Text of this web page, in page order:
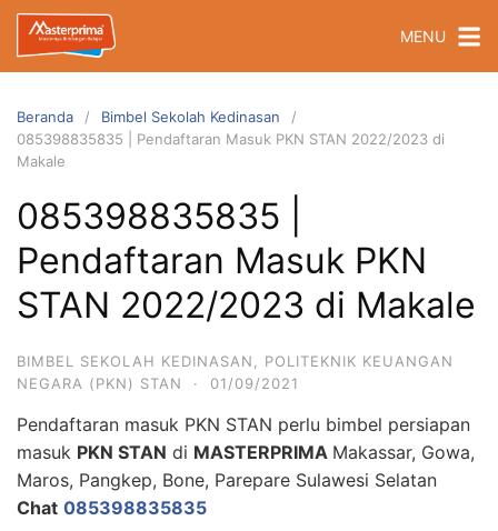
Langsung
konten
MENU
Beranda
Bimbel Sekolah Kedinasan
085398835835 | Pendaftaran Masuk PKN STAN 2022/2023 di
Makale
085398835835 |
Pendaftaran Masuk PKN
STAN 2022/2023 di Makale
BIMBEL SEKOLAH KEDINASAN
POLITEKNIK KEUANGAN
NEGARA (PKN) STAN
· 01/09/2021
Pendaftaran masuk PKN STAN perlu bimbel persiapan
masuk PKN STAN di MASTERPRIMA Makassar, Gowa,
Maros, Pangkep, Bone, Parepare Sulawesi Selatan
Chat 085398835835